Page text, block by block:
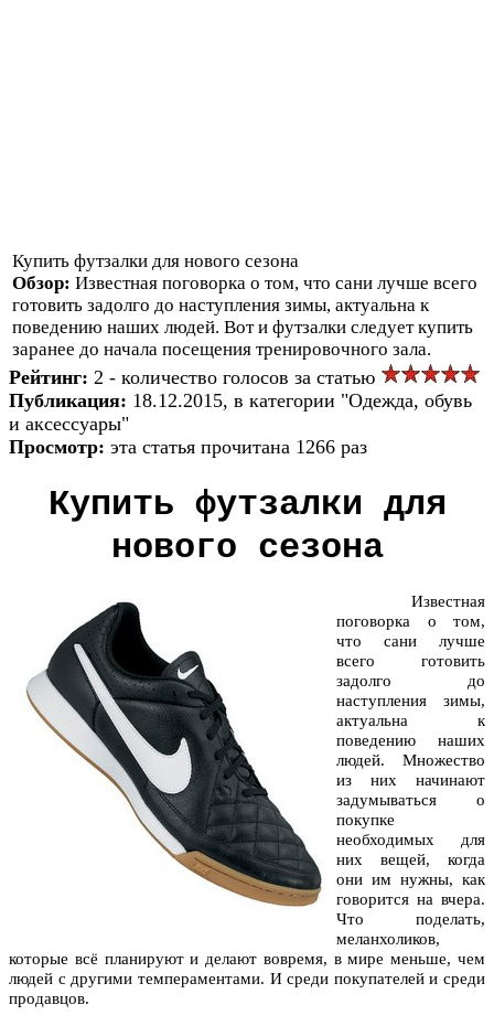
Купить футзалки для нового сезона
Обзор: Известная поговорка о том, что сани лучше всего
готовить задолго до наступления зимы, актуальна к
поведению наших людей. Вот и футзалки следует купить
заранее до начала посещения тренировочного зала.
Рейтинг: 2 - количество голосов за статью
Публикация: 18.12.2015, в категории "Одежда, обувь
и аксессуары"
Просмотр: эта статья прочитана 1266 раз
Купить футзалки для
нового сезона
Известная
поговорка о том,
что сани лучше
всего готовить
задолго до
наступления зимы,
актуальна к
поведению наших
людей. Множество
из них начинают
задумываться о
покупке
необходимых для
них вещей, когда
они им нужны, как
говорится на вчера.
Что поделать,
меланхоликов,
которые всё планируют и делают вовремя, в мире меньше, чем
людей с другими темпераментами. И среди покупателей и среди
продавцов.